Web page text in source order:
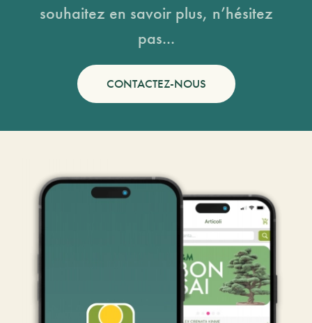
souhaitez en savoir plus, n’hésitez
pas...
CONTACTEZ-NOUS